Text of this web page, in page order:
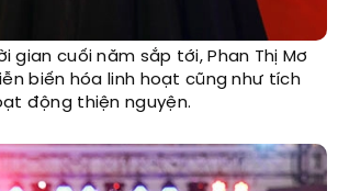
gian cuối năm sắp tới, Phan Thị Mơ
biến hóa linh hoạt cũng như tích
động thiện nguyện.